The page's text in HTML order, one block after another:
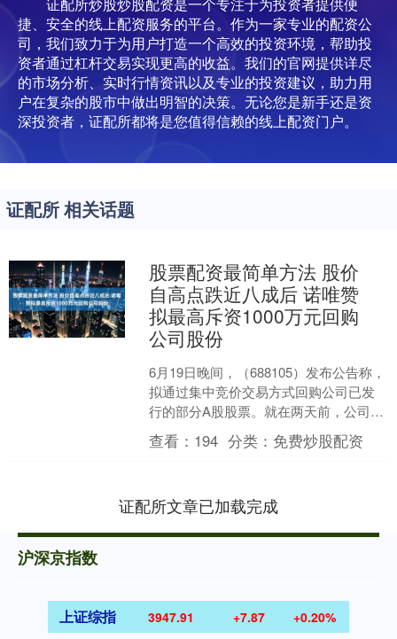
捷、安全的线上配资服务的平台。作为一家专业的配资公
司，我们致力于为用户打造一个高效的投资环境，帮助投
资者通过杠杆交易实现更高的收益。我们的官网提供详尽
的市场分析、实时行情资讯以及专业的投资建议，助力用
户在复杂的股市中做出明智的决策。无论您是新手还是资
深投资者，证配所都将是您值得信赖的线上配资门户。
证配所 相关话题
股票配资最简单方法 股价
自高点跌近八成后 诺唯赞
拟最高斥资1000万元回购
公司股份
6月19日晚间，（688105）发布公告称，
拟通过集中竞价交易方式回购公司已发
行的部分A股股票。就在两天前，公司董
事长兼总经理、实际控制人曹林向公司
递交《关于提....
查看： 194 分类： 免费炒股配资
证配所文章已加载完成
沪深京指数
上证综指 3947.91 +7.87 +0.20%